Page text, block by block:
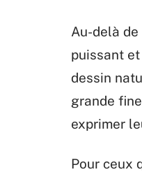
Au-delà de
puissant
dessin
grande
exprimer
Pour ceux